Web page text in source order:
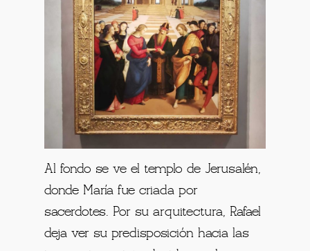
Al fondo se ve el templo de Jerusalén,
donde María fue criada por
sacerdotes. Por su arquitectura, Rafael
deja ver su predisposición hacia las